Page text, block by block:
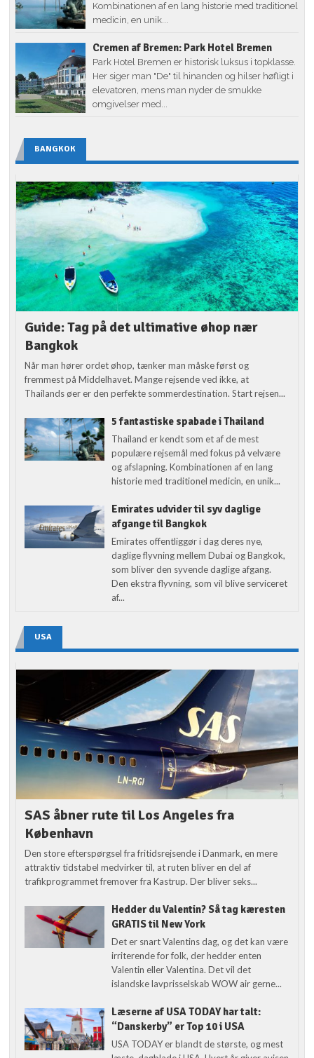
Kombinationen af en lang historie med traditionel
medicin, en unik...
Cremen af Bremen: Park Hotel Bremen
Park Hotel Bremen er historisk luksus i topklasse.
Her siger man "De" til hinanden og hilser høfligt i
elevatoren, mens man nyder de smukke
omgivelser med...
BANGKOK
Guide: Tag på det ultimative øhop nær
Bangkok
Når man hører ordet øhop, tænker man måske først og
fremmest på Middelhavet. Mange rejsende ved ikke, at
Thailands øer er den perfekte sommerdestination. Start rejsen...
5 fantastiske spabade i Thailand
Thailand er kendt som et af de mest
populære rejsemål med fokus på velvære
og afslapning. Kombinationen af en lang
historie med traditionel medicin, en unik...
Emirates udvider til syv daglige
afgange til Bangkok
Emirates offentliggør i dag deres nye,
daglige flyvning mellem Dubai og Bangkok,
som bliver den syvende daglige afgang.
Den ekstra flyvning, som vil blive serviceret
af...
USA
SAS åbner rute til Los Angeles fra
København
Den store efterspørgsel fra fritidsrejsende i Danmark, en mere
attraktiv tidstabel medvirker til, at ruten bliver en del af
trafikprogrammet fremover fra Kastrup. Der bliver seks...
Hedder du Valentin? Så tag kæresten
GRATIS til New York
Det er snart Valentins dag, og det kan være
irriterende for folk, der hedder enten
Valentin eller Valentina. Det vil det
islandske lavprisselskab WOW air gerne...
Læserne af USA TODAY har talt:
“Danskerby” er Top 10 i USA
USA TODAY er blandt de største, og mest